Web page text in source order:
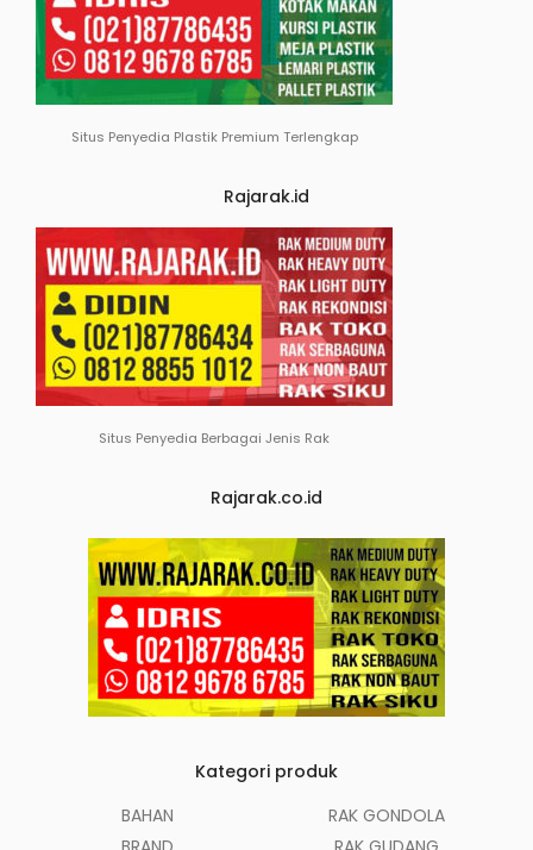
Situs Penyedia Plastik Premium Terlengkap
Rajarak.id
Situs Penyedia Berbagai Jenis Rak
Rajarak.co.id
Kategori produk
BAHAN
RAK GONDOLA